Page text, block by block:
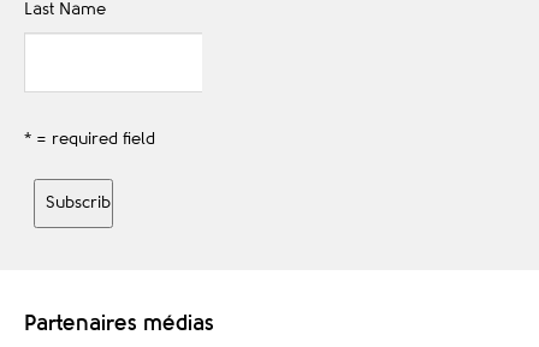
Last Name
* = required field
Partenaires médias